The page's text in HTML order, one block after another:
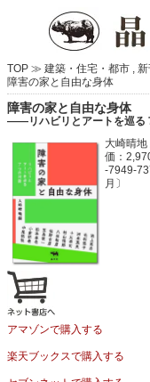
TOP ≫ 建築・住宅・都市 , 新
障害の家と自由な身体
障害の家と自由な身体
――リハビリとアートを巡る
大崎晴地
価：
-7949-
月〕
アマゾンで購入する
楽天ブックスで購入する